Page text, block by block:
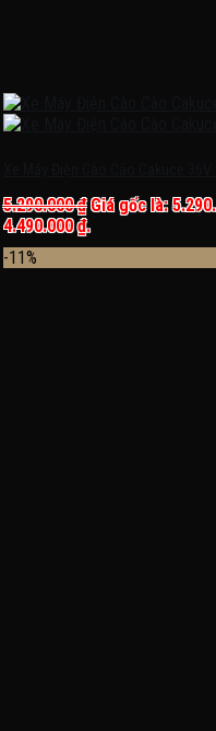
5.290.000₫ Giá gốc là:
4.490.000 ₫.
-11%